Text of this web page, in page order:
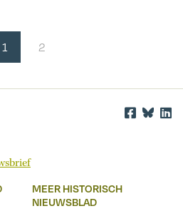
1 2
MEER HISTORISCH
NIEUWSBLAD